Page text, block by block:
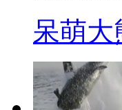
呆萌大